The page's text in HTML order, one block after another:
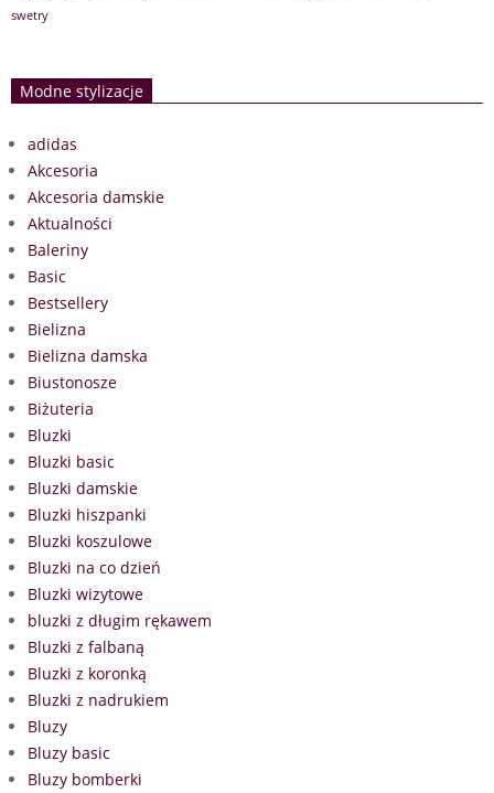
swetry
Modne stylizacje
adidas
Akcesoria
Akcesoria damskie
Aktualności
Baleriny
Basic
Bestsellery
Bielizna
Bielizna damska
Biustonosze
Biżuteria
Bluzki
Bluzki basic
Bluzki damskie
Bluzki hiszpanki
Bluzki koszulowe
Bluzki na co dzień
Bluzki wizytowe
bluzki z długim rękawem
Bluzki z falbaną
Bluzki z koronką
Bluzki z nadrukiem
Bluzy
Bluzy basic
Bluzy bomberki